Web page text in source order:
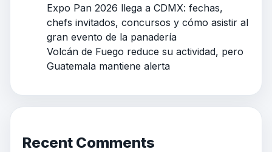
Expo Pan 2026 llega a CDMX: fechas,
chefs invitados, concursos y cómo asistir al
gran evento de la panadería
Volcán de Fuego reduce su actividad, pero
Guatemala mantiene alerta
Recent Comments